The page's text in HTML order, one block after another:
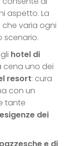
aspetto. La
varia ogni
scenario.
hotel di
cena uno dei
resort: cura
con un
tante
dei
e di